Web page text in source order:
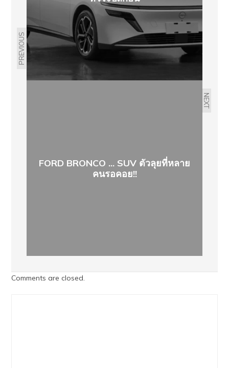
PREVIOUS
NEXT
FORD BRONCO ... SUV ตัวลุยที่หลาย
คนรอคอย!!
Comments are closed.